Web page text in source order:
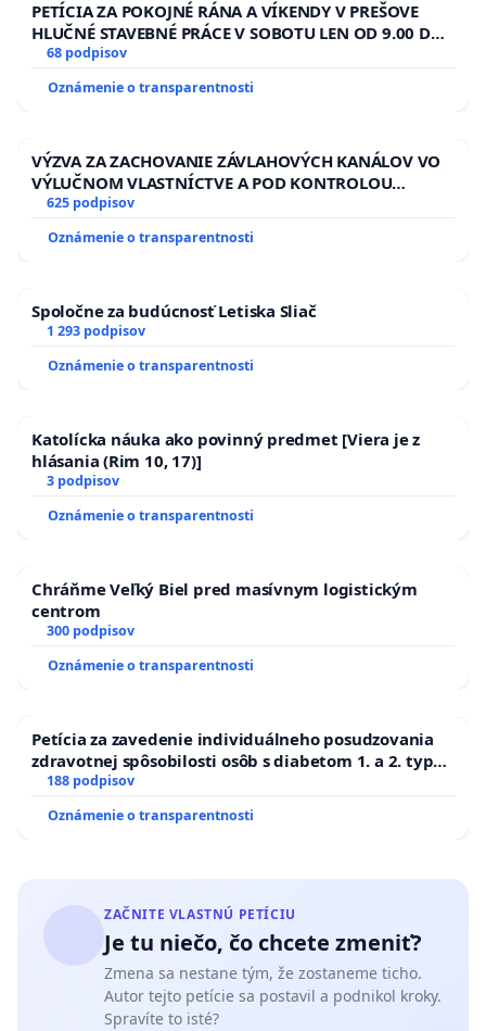
PETÍCIA ZA POKOJNÉ RÁNA A VÍKENDY V PREŠOVE
HLUČNÉ STAVEBNÉ PRÁCE V SOBOTU LEN OD 9.00 DO
13.00 HOD., CEZ PRACOVNÝ TÝŽDEŇ CIEĽ 8.00 – 18.00
HOD. A PRAVIDELNÁ KONTROLA STAVBY C-AREA NA
ĎUMBIERSKEJ/MAGU
68 podpisov
Oznámenie o transparentnosti
VÝZVA ZA ZACHOVANIE ZÁVLAHOVÝCH KANÁLOV VO
VÝLUČNOM VLASTNÍCTVE A POD KONTROLOU
SLOVENSKEJ REPUBLIKY & žiadosť na riešenie
zanedbaného stavu závlahových a odvodňovacích
kanálov na Slovensku
625 podpisov
Oznámenie o transparentnosti
Spoločne za budúcnosť Letiska Sliač
1 293 podpisov
Oznámenie o transparentnosti
Katolícka náuka ako povinný predmet [Viera je z
hlásania (Rim 10, 17)]
3 podpisov
Oznámenie o transparentnosti
Chráňme Veľký Biel pred masívnym logistickým
centrom
300 podpisov
Oznámenie o transparentnosti
Petícia za zavedenie individuálneho posudzovania
zdravotnej spôsobilosti osôb s diabetom 1. a 2. typu
pri prijímaní do Policajného zboru SR
188 podpisov
Oznámenie o transparentnosti
ZAČNITE VLASTNÚ PETÍCIU
Je tu niečo, čo chcete zmeniť?
Zmena sa nestane tým, že zostaneme ticho.
Autor tejto petície sa postavil a podnikol kroky.
Spravíte to isté?